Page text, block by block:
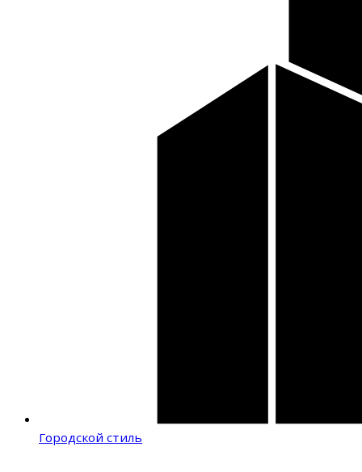
Городской стиль